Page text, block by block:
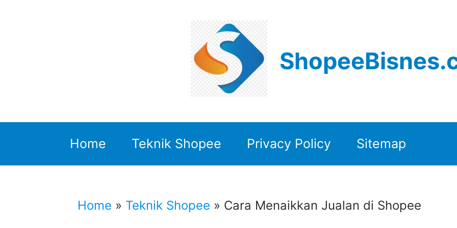
Home Teknik Shopee Privacy Policy Sitemap
Home » Teknik Shopee » Cara Menaikkan Jualan di Shopee